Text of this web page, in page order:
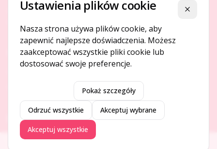
Platforma ogłoszeń i firm, która łączy ludzi i rozwija biznes
O NAS
DODAJ I PROMUJ
Dodaj ogłoszenie
Ustawienia plików cookie Zamknij
Nasza strona używa plików cookie, aby
zapewnić najlepsze doświadczenia. Możesz
zaakceptować wszystkie pliki cookie lub
dostosować swoje preferencje.
Pokaż szczegóły
Odrzuć wszystkie Akceptuj wybrane
Akceptuj wszystkie